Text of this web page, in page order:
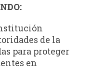
de la
para proteger
en